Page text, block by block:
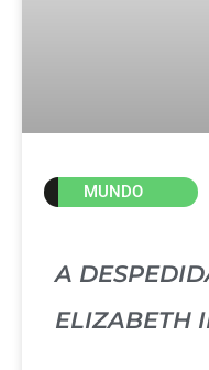
MUNDO
A
ELIZABETH